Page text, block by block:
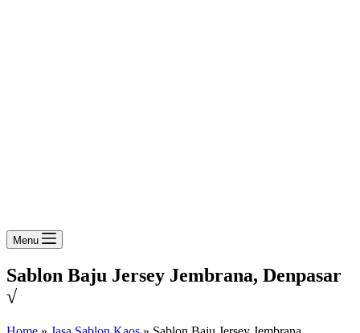
Menu
Sablon Baju Jersey Jembrana, Denpasar
√